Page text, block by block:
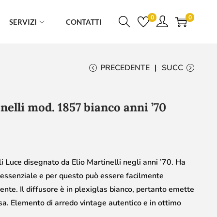
SERVIZI CONTATTI 0 0
PRECEDENTE SUCC
mod. 1857 bianco anni ’70
disegnato da Elio Martinelli negli anni ’70. Ha
e per questo può essere facilmente
Il diffusore è in plexiglas bianco, pertanto emette
Elemento di arredo vintage autentico e in ottimo